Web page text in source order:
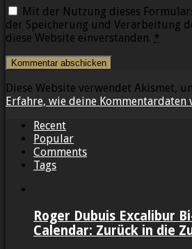
Mit der Nutzung dieses
der Speicherung und Verarbeitung
diese Website einverstanden. *
Diese Website verwendet Akismet,
Erfahre, wie deine Kommentardaten
Recent
Popular
Comments
Tags
Roger Dubuis Excalibur
Calendar: Zurück in die